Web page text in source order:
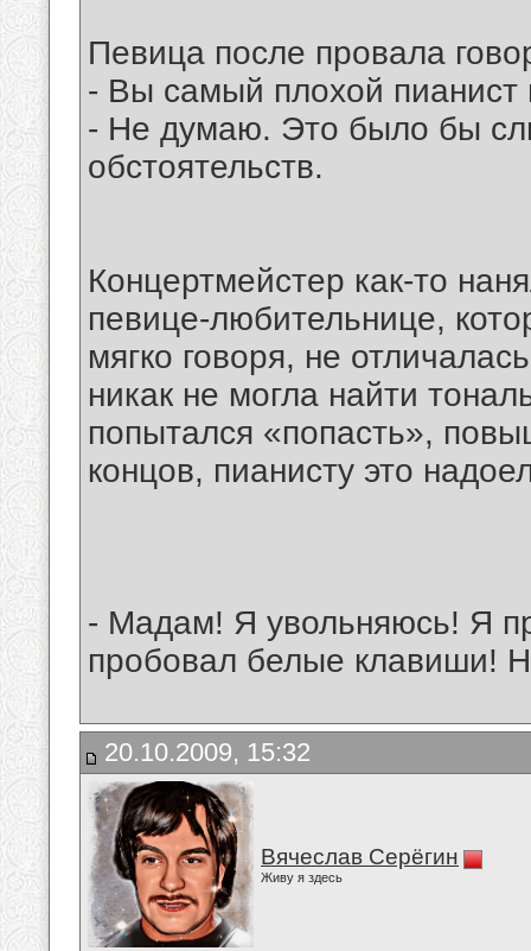
Певица после провала
- Вы самый плохой пианист
- Не думаю. Это было бы
обстоятельств.
Концертмейстер как-то
певице-любительнице,
мягко говоря, не
никак не могла найти
попытался «попасть»,
концов, пианисту это
- Мадам! Я увольняюсь! Я
пробовал белые клавиши!
20.10.2009, 15:32
Вячеслав Серёгин
Живу я здесь